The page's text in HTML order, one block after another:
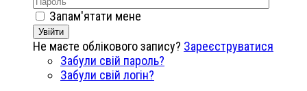
Запам'ятати мене
Увійти
Не маєте облікового запису? Зареєструватися
Забули свій пароль?
Забули свій логін?